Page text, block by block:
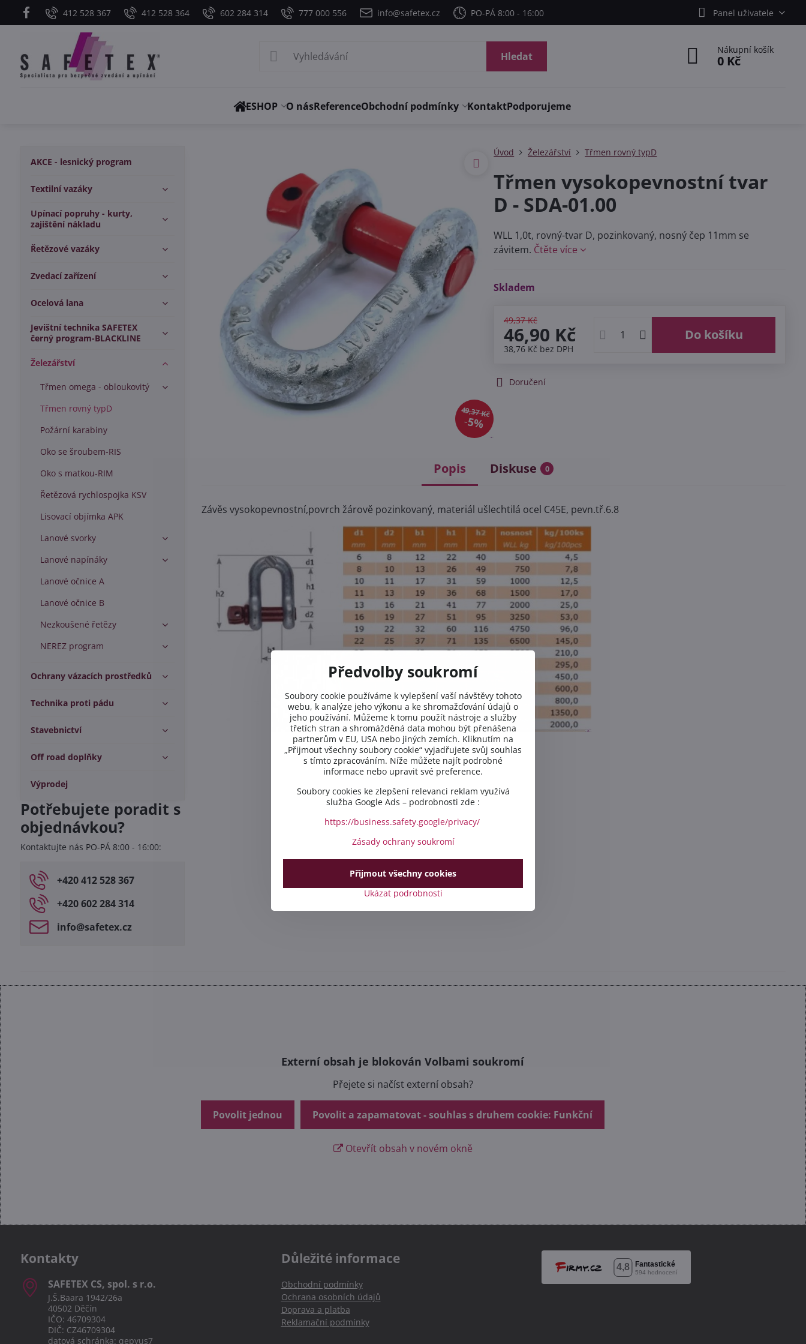
412 528 367 412 528 364 602 284 314 777 000 556 info@safetex.cz PO-PÁ 8:00 - 16:00 Panel uživatele
Hledat
Nákupní košík
0 Kč
ESHOP O násReferenceObchodní podmínky KontaktPodporujeme
49,37 Kč
5%
Úvod Železářství Třmen rovný typD
Třmen vysokopevnostní tvar
D - SDA-01.00
WLL 1,0t, rovný-tvar D, pozinkovaný, nosný čep 11mm se
závitem. Čtěte více
Skladem
49,37 Kč
46,90 Kč
38,76 Kč bez DPH
Do košíku
Doručení
Popis Diskuse 0
Závěs vysokopevnostní,povrch žárově pozinkovaný, materiál ušlechtilá ocel C45E, pevn.tř.6.8
AKCE - lesnický program
Textilní vazáky
Upínací popruhy - kurty,
zajištění nákladu
Řetězové vazáky
Zvedací zařízení
Ocelová lana
Jevištní technika SAFETEX
černý program-BLACKLINE
Železářství
Třmen omega - obloukovitý
Třmen rovný typD
Požární karabiny
Oko se šroubem-RIS
Oko s matkou-RIM
Řetězová rychlospojka KSV
Lisovací objímka APK
Lanové svorky
Lanové napínáky
Lanové očnice A
Lanové očnice B
Nezkoušené řetězy
NEREZ program
Ochrany vázacích prostředků
Technika proti pádu
Stavebnictví
Off road doplňky
Výprodej
Potřebujete poradit s
objednávkou?
Kontaktujte nás PO-PÁ 8:00 - 16:00:
+420 412 528 367
+420 602 284 314
info​@safetex​.cz
Externí obsah je blokován Volbami soukromí
Přejete si načíst externí obsah?
Povolit jednou Povolit a zapamatovat - souhlas s druhem cookie: Funkční
Otevřít obsah v novém okně
Kontakty
SAFETEX CS, spol​. s r​.o​.
J.Š.Baara 1942/26a
40502 Děčín
IČO: 46709304
DIČ: CZ46709304
datová schránka: qepyus7
Důležité informace
Obchodní podmínky
Ochrana osobních údajů
Doprava a platba
Reklamační podmínky
Předvolby soukromí
Soubory cookie používáme k vylepšení vaší návštěvy tohoto
webu, k analýze jeho výkonu a ke shromažďování údajů o
jeho používání. Můžeme k tomu použít nástroje a služby
třetích stran a shromážděná data mohou být přenášena
partnerům v EU, USA nebo jiných zemích. Kliknutím na
„Přijmout všechny soubory cookie“ vyjadřujete svůj souhlas
s tímto zpracováním. Níže můžete najít podrobné
informace nebo upravit své preference.
Soubory cookies ke zlepšení relevanci reklam využívá
služba Google Ads – podrobnosti zde :
https://business.safety.google/privacy/
Zásady ochrany soukromí
Ukázat podrobnosti
Přijmout všechny cookies